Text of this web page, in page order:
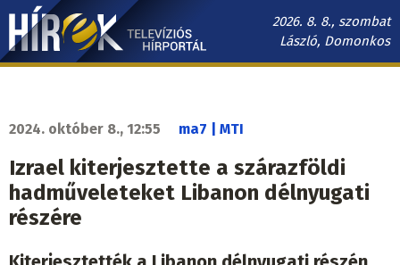
Ugrás
tartalomra
2026. 8. 8., szombat
László, Domonkos
Hírek.sk
navigáció
2024. október 8., 12:55 ma7 | MTI
Izrael kiterjesztette a szárazföldi
hadműveleteket Libanon délnyugati
részére